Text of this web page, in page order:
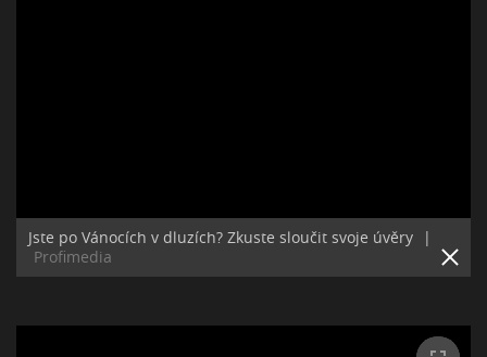
Jste po Vánocích v dluzích? Zkuste sloučit svoje úvěry
|
Profimedia